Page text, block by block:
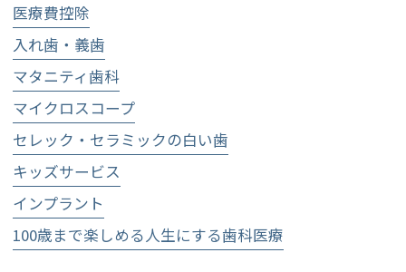
医療費控除
入れ歯・義歯
マタニティ歯科
マイクロスコープ
セレック・セラミックの白い歯
キッズサービス
インプラント
100歳まで楽しめる人生にする歯科医療